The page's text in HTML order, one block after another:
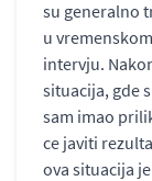
su generalno
u
intervju.
situacija, gde
sam imao
ce javiti
ova situacija